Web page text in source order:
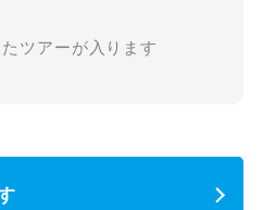
ツアーが入ります